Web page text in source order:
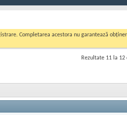
Completarea acestora nu garantează
Rezultate 11 la 12